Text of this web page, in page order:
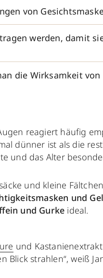
von
werden, damit
die Wirksamkeit von
reagiert häufig
dünner ist als die
und das Alter
und kleine
und
und Gurke ideal.
und
Blick strahlen“, weiß